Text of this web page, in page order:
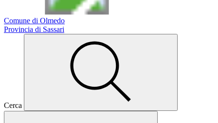
Comune di Olmedo
Provincia di Sassari
Cerca